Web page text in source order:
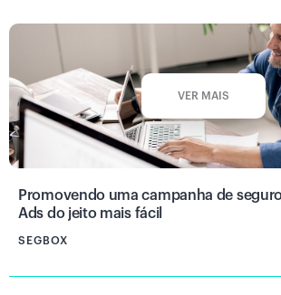
VER MAIS
Promovendo uma campanha de
Ads do jeito mais fácil
SEGBOX